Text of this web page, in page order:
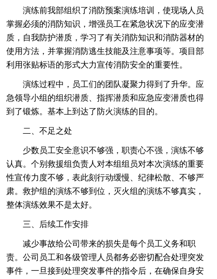
演练前我部组织了消防预案演练培训，使现场人员
掌握必须的消防知识，增强员工在紧急状况下的应变潜
质，自我防护潜质，学习了有关消防知识和消防器材的
使用方法，并掌握消防逃生技能及注意事项等。项目部
利用张贴标语的形式大力宣传消防安全的重要性。
演练过程中，员工们的团队凝聚力得到了升华。应
急领导小组的组织潜质、指挥潜质和应急应变潜质也得
到了锻炼。基本上到达了防火演练的目的。
二、不足之处
少数员工安全意识不够强，职责心不强，演练不够
认真。个别救援组负责人对本组组员对本次演练的重要
性宣传力度不够，表此刻行动缓慢、纪律松散、不够严
肃。救护组的演练不够到位，灭火组的演练不够真实，
整体演练效果不是太好。
三、后续工作安排
减少事故给公司带来的损失是每个员工义务和职
责。公司员工和各级管理人员都务必密切配合处理突发
事件，一旦接到处理突发事件的指令后，在确保自身安